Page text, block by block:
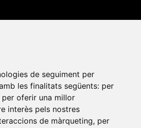
de seguiment per
les finalitats següents: per
per oferir una millor
interès pels nostres
de màrqueting, per
•Universitat CEU Cardenal
de Lleida•Universitat Miguel
Politècnica de València